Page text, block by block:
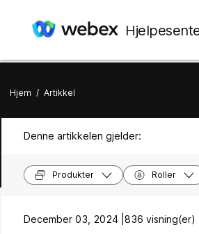
Hjem / Artikkel
Denne artikkelen gjelder:
Produkter Roller
December 03, 2024 | 836 visning(er) |